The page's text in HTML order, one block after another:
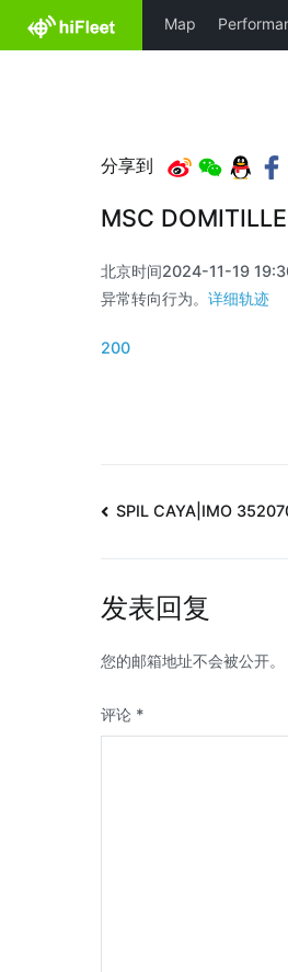
分享到
MSC
北京时间2024-11-19
异常转向行为。 详细轨迹
200
SPIL CAYA|IMO
发表回复
您的邮箱地址不会被公开。
评论 *